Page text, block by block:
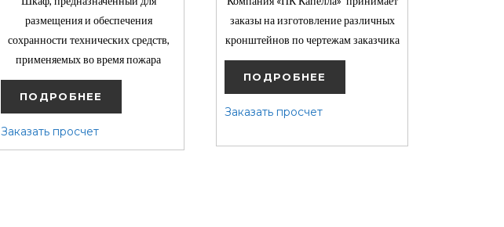
размещения и обеспечения
сохранности технических средств,
применяемых во время пожара
ПОДРОБНЕЕ
Заказать просчет
заказы на изготовление различных
кронштейнов по чертежам заказчика
ПОДРОБНЕЕ
Заказать просчет